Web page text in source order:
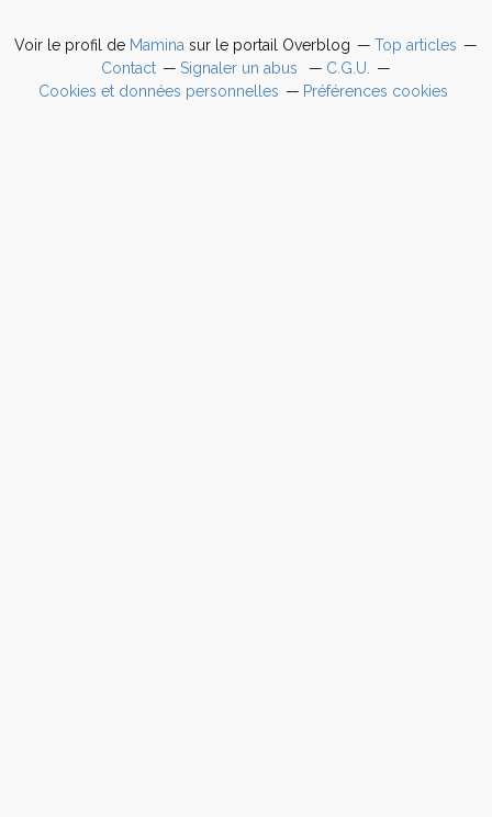
Voir le profil de Mamina sur le portail Overblog
Top articles
Contact
Signaler un abus
C.G.U.
Cookies et données personnelles
Préférences cookies